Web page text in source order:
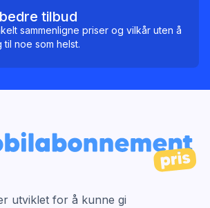
tilbud
sammenligne priser og vilkår uten å
noe som helst.
utviklet for å kunne gi